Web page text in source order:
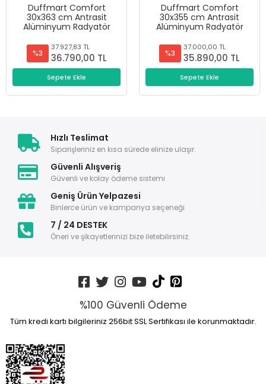
Duffmart Comfort
30x363 cm Antrasit
Alüminyum Radyatör
%3
37.927,83 TL
36.790,00 TL
Sepete Ekle
Duffmart Comfort
30x355 cm Antrasit
Alüminyum Radyatör
%3
37.000,00 TL
35.890,00 TL
Sepete Ekle
Hızlı Teslimat
Siparişleriniz en kısa sürede elinize ulaşır.
Güvenli Alışveriş
Güvenli ve kolay ödeme sistemi
Geniş Ürün Yelpazesi
Binlerce ürün ve kampanya seçeneği
7 / 24 DESTEK
Öneri ve şikayetlerinizi bize iletebilirsiniz.
%100 Güvenli Ödeme
Tüm kredi kartı bilgileriniz 256bit SSL Sertifikası ile korunmaktadır.